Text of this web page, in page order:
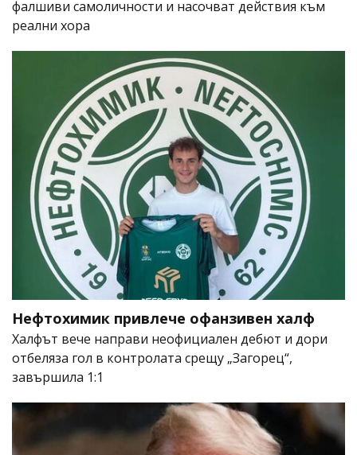
фалшиви самоличности и насочват действия към
реални хора
Нефтохимик привлече офанзивен халф
Халфът вече направи неофициален дебют и дори
отбеляза гол в контролата срещу „Загорец“,
завършила 1:1